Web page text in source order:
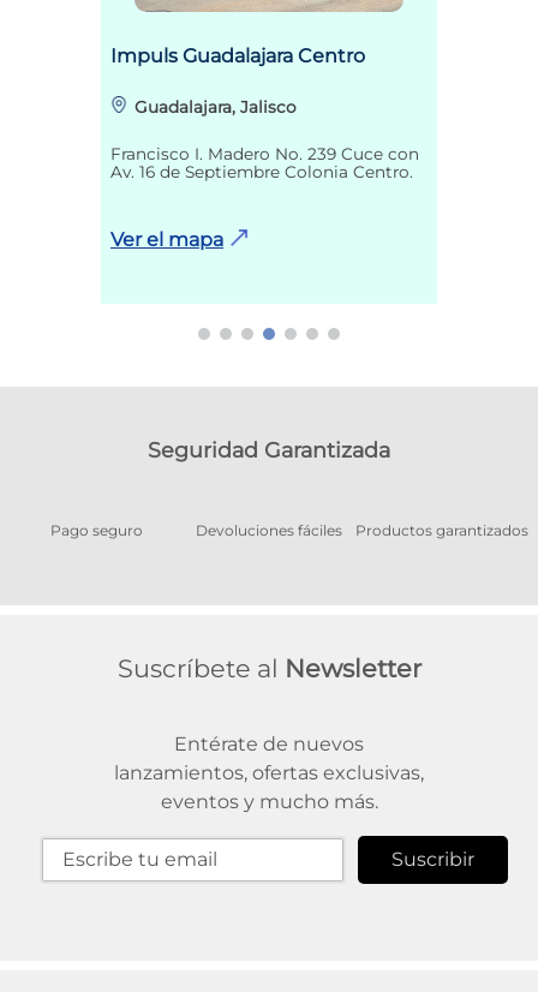
Impuls Guadalajara Centro
Guadalajara, Jalisco
Francisco I. Madero No. 239 Cuce con
Av. 16 de Septiembre Colonia Centro.
Ver el mapa
Seguridad Garantizada
Pago seguro Devoluciones fáciles Productos garantizados
Suscríbete al Newsletter
Entérate de nuevos
lanzamientos, ofertas exclusivas,
eventos y mucho más.
Suscribir